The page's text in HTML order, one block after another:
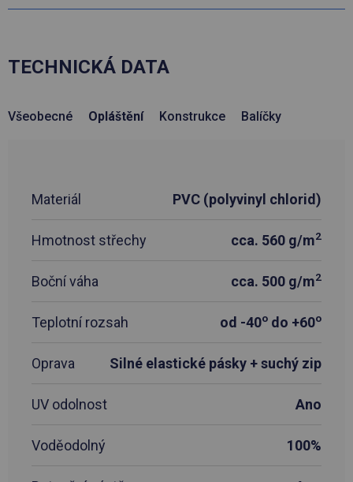
TECHNICKÁ DATA
Všeobecné Opláštění Konstrukce Balíčky
Materiál PVC (polyvinyl chlorid)
Hmotnost střechy cca. 560 g/m2
Boční váha cca. 500 g/m2
Teplotní rozsah od -40o do +60o
Oprava Silné elastické pásky + suchý zip
UV odolnost Ano
Voděodolný 100%